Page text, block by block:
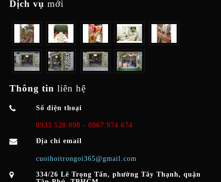
Dịch vụmới
Thông tinliên hệ
Số điện thoại
0933.528 098 - 0967.974 674
Địa chỉ email
cuoihoitrongoi365@gmail.com
334/26 Lê Trọng Tấn, phường Tây Thạnh, quận